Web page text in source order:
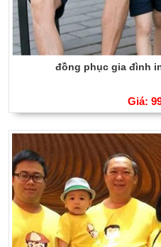
đồng phục gia đình
Giá: